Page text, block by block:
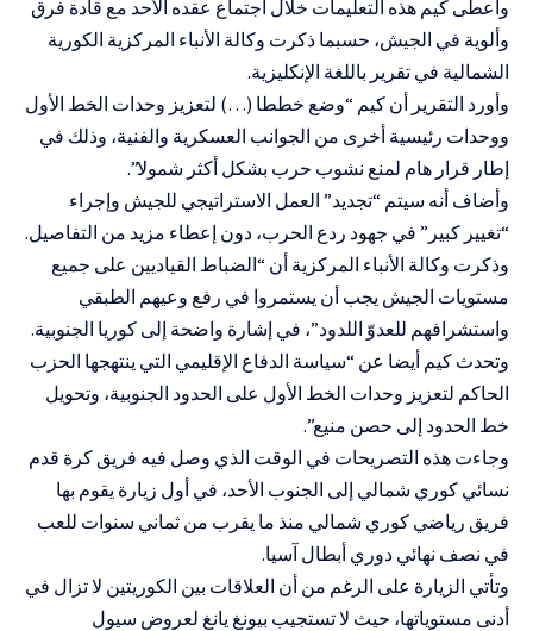
وأعطى كيم هذه التعليمات خلال اجتماع عقده الأحد مع قادة فرق
وألوية في الجيش، حسبما ذكرت وكالة الأنباء المركزية الكورية
الشمالية في تقرير باللغة الإنكليزية.
وأورد التقرير أن كيم “وضع خططا (…) لتعزيز وحدات الخط الأول
ووحدات رئيسية أخرى من الجوانب العسكرية والفنية، وذلك في
إطار قرار هام لمنع نشوب حرب بشكل أكثر شمولا”.
وأضاف أنه سيتم “تجديد” العمل الاستراتيجي للجيش وإجراء
“تغيير كبير” في جهود ردع الحرب، دون إعطاء مزيد من التفاصيل.
وذكرت وكالة الأنباء المركزية أن “الضباط القياديين على جميع
مستويات الجيش يجب أن يستمروا في رفع وعيهم الطبقي
واستشرافهم للعدوّ اللدود”، في إشارة واضحة إلى كوريا الجنوبية.
وتحدث كيم أيضا عن “سياسة الدفاع الإقليمي التي ينتهجها الحزب
الحاكم لتعزيز وحدات الخط الأول على الحدود الجنوبية، وتحويل
خط الحدود إلى حصن منيع”.
وجاءت هذه التصريحات في الوقت الذي وصل فيه فريق كرة قدم
نسائي كوري شمالي إلى الجنوب الأحد، في أول زيارة يقوم بها
فريق رياضي كوري شمالي منذ ما يقرب من ثماني سنوات للعب
في نصف نهائي دوري أبطال آسيا.
وتأتي الزيارة على الرغم من أن العلاقات بين الكوريتين لا تزال في
أدنى مستوياتها، حيث لا تستجيب بيونغ يانغ لعروض سيول